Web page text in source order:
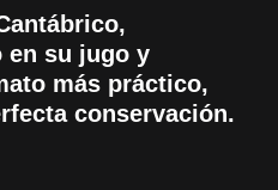
en su jugo y
más práctico,
conservación.